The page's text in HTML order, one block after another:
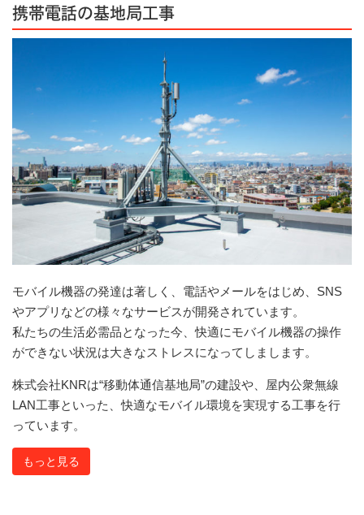
携帯電話の基地局工事
モバイル機器の発達は著しく、電話やメールをはじめ、SNS
やアプリなどの様々なサービスが開発されています。
私たちの生活必需品となった今、快適にモバイル機器の操作
ができない状況は大きなストレスになってしまします。
株式会社KNRは“移動体通信基地局”の建設や、屋内公衆無線
LAN工事といった、快適なモバイル環境を実現する工事を行
っています。
もっと見る